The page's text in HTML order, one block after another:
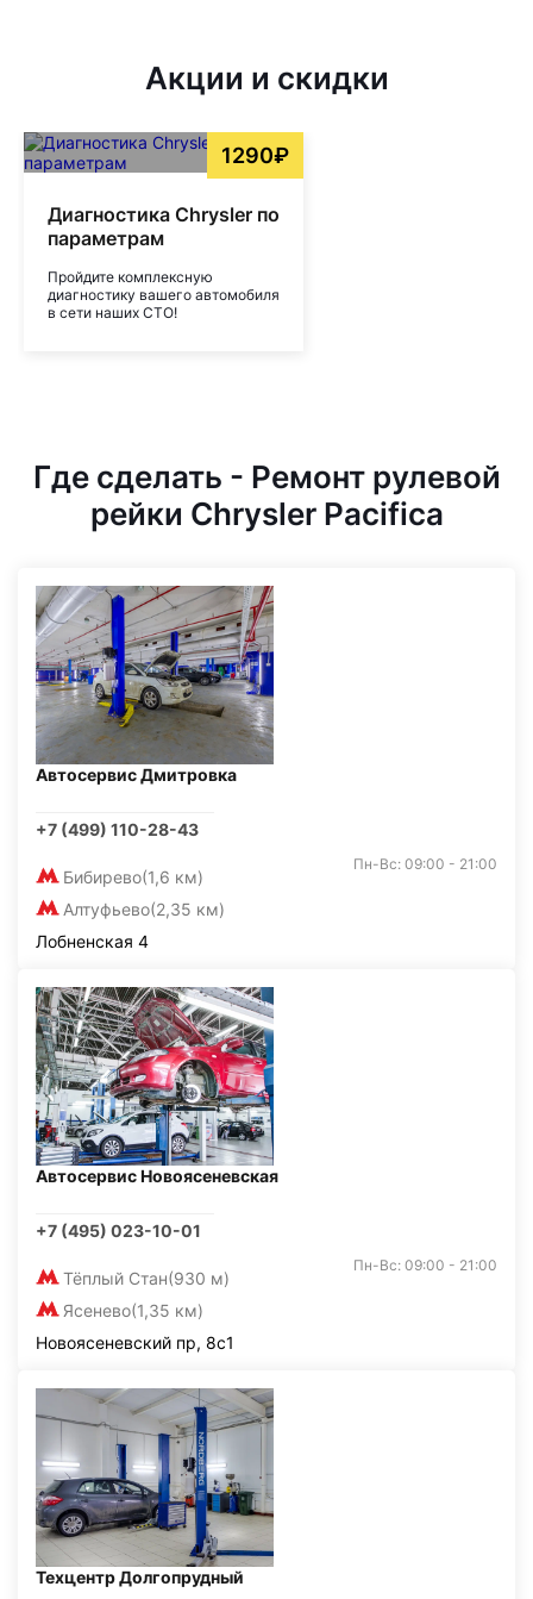
Акции и скидки
1290₽
Диагностика Chrysler по
параметрам
Пройдите комплексную
диагностику вашего автомобиля
в сети наших СТО!
Где сделать - Ремонт рулевой
рейки Chrysler Pacifica
Автосервис Дмитровка
+7 (499) 110-28-43
Бибирево(1,6 км)
Алтуфьево(2,35 км)
Пн-Вс: 09:00 - 21:00
Лобненская 4
Автосервис Новоясеневская
+7 (495) 023-10-01
Тёплый Стан(930 м)
Ясенево(1,35 км)
Пн-Вс: 09:00 - 21:00
Новоясеневский пр, 8с1
Техцентр Долгопрудный